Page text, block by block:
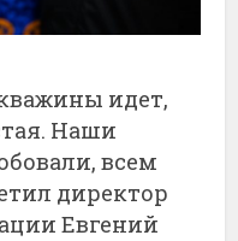
идет,
Наши
всем
директор
Евгений